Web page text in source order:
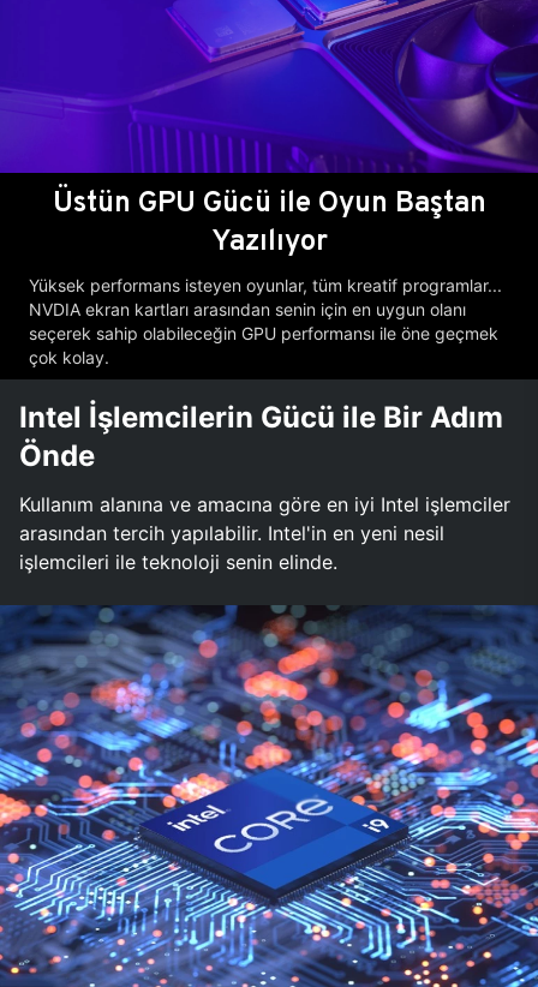
Üstün GPU Gücü ile Oyun Baştan
Yazılıyor
Yüksek performans isteyen oyunlar, tüm kreatif programlar...
NVDIA ekran kartları arasından senin için en uygun olanı
seçerek sahip olabileceğin GPU performansı ile öne geçmek
çok kolay.
Intel İşlemcilerin Gücü ile Bir Adım
Önde
Kullanım alanına ve amacına göre en iyi Intel işlemciler
arasından tercih yapılabilir. Intel'in en yeni nesil
işlemcileri ile teknoloji senin elinde.